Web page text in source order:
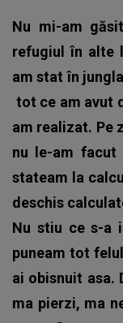
Nu mi-am
refugiul în alte
am stat în
tot ce am avut
am realizat. Pe
nu le-am facut
stateam la
deschis
Nu stiu ce s-a
puneam tot
ai obisnuit asa.
ma pierzi, ma